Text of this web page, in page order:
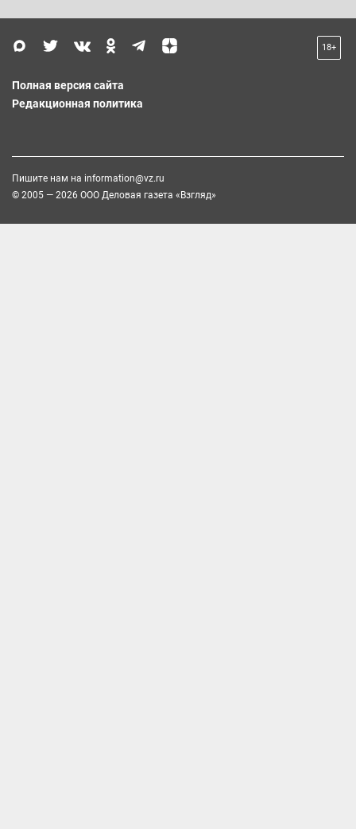
18+
Полная версия сайта
Редакционная политика
Пишите нам на information@vz.ru
© 2005 — 2026 ООО Деловая газета «Взгляд»